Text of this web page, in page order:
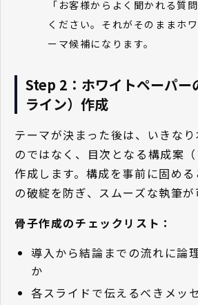
「お客様からよく聞かれる質
ください。それがそのままホ
ーマ候補になります。
Step 2：ホワイトペーパー
ライン）作成
テーマが決まった後は、いきな
のではなく、目次となる構成案
作成します。構成を事前に固め
の破綻を防ぎ、スムーズな執筆が
骨子作成のチェックリスト：
導入から結論までの流れに論
か
各スライドで伝えるべきメッ